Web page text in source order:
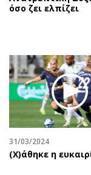
Βουλευτικές 2026
Δημοσκοπήσεις
Διπλωματία
Αθλητισμός
Κύπρος
Διεθνή
όσο ζει ελπίζει
31/03/2024
(X)άθηκε η